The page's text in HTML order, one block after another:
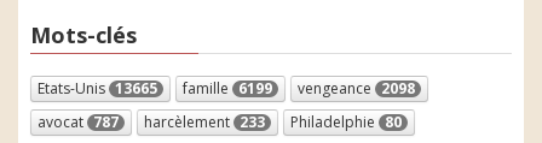
Mots-clés
Etats-Unis 13665 famille 6199 vengeance 2098
avocat 787 harcèlement 233 Philadelphie 80